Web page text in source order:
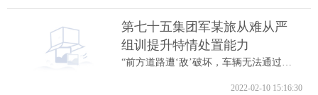
第七十五集团军某旅从难从严
组训提升特情处置能力
2022-02-10 15:16:30